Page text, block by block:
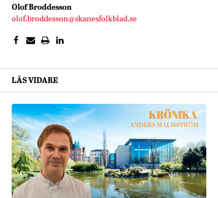
Olof Broddesson
olof.broddesson@skanesfolkblad.se
LÄS VIDARE